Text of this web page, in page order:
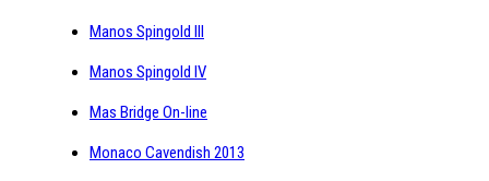
Manos Spingold III
Manos Spingold IV
Mas Bridge On-line
Monaco Cavendish 2013